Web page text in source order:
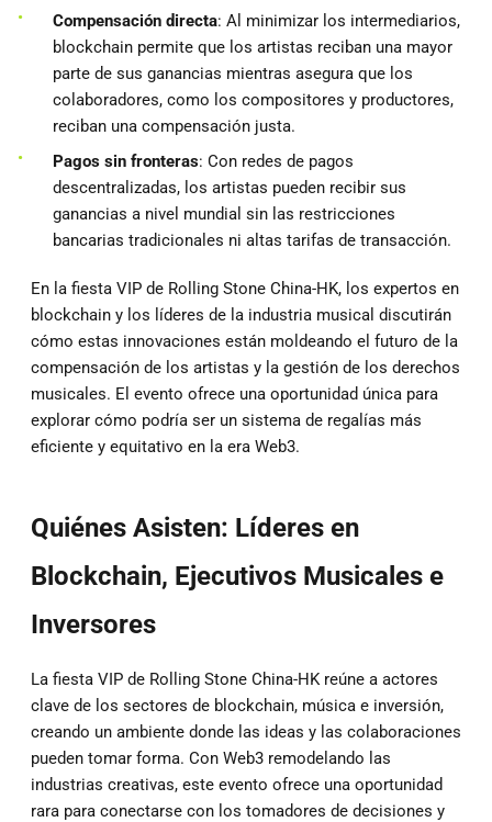
Compensación directa: Al minimizar los intermediarios,
blockchain permite que los artistas reciban una mayor
parte de sus ganancias mientras asegura que los
colaboradores, como los compositores y productores,
reciban una compensación justa.
Pagos sin fronteras: Con redes de pagos
descentralizadas, los artistas pueden recibir sus
ganancias a nivel mundial sin las restricciones
bancarias tradicionales ni altas tarifas de transacción.
En la fiesta VIP de Rolling Stone China-HK, los expertos en
blockchain y los líderes de la industria musical discutirán
cómo estas innovaciones están moldeando el futuro de la
compensación de los artistas y la gestión de los derechos
musicales. El evento ofrece una oportunidad única para
explorar cómo podría ser un sistema de regalías más
eficiente y equitativo en la era Web3.
Quiénes Asisten: Líderes en
Blockchain, Ejecutivos Musicales e
Inversores
La fiesta VIP de Rolling Stone China-HK reúne a actores
clave de los sectores de blockchain, música e inversión,
creando un ambiente donde las ideas y las colaboraciones
pueden tomar forma. Con Web3 remodelando las
industrias creativas, este evento ofrece una oportunidad
rara para conectarse con los tomadores de decisiones y